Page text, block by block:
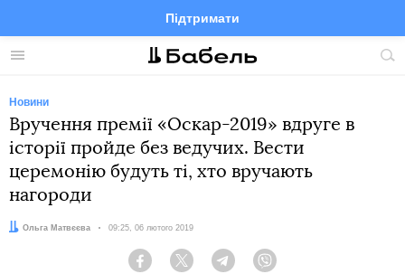
Меню
Підтримати
FacebookTelegramTwitter
Новини
Вручення премії «Оскар-2019» вдруге в
історії пройде без ведучих. Вести
церемонію будуть ті, хто вручають
нагороди
Автор:
Ольга Матвєєва Дата:
09:25, 06 лютого 2019
Facebook Twitter Telegram